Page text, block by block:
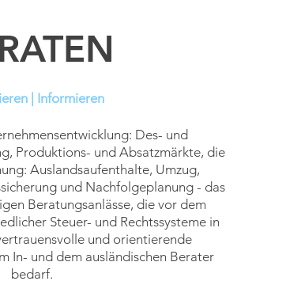
| Informieren
Des- und
Produktions- und Absatzmärkte, die
Auslandsaufenthalte, Umzug,
und Nachfolgeplanung - das
Beratungsanlässe, die vor dem
Steuer- und Rechtssysteme in
und orientierende
In- und dem ausländischen Berater
bedarf.